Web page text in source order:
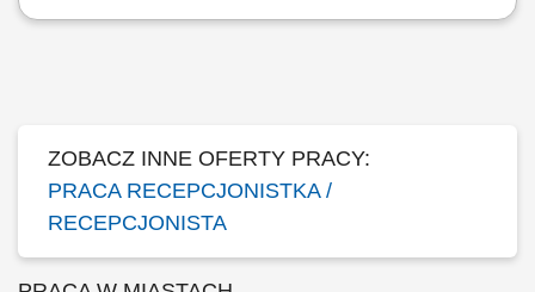
Opis stanowiska: Obsługa gości hotelowych: meldowanie,
ZOBACZ INNE OFERTY PRACY:
PRACA RECEPCJONISTKA /
RECEPCJONISTA